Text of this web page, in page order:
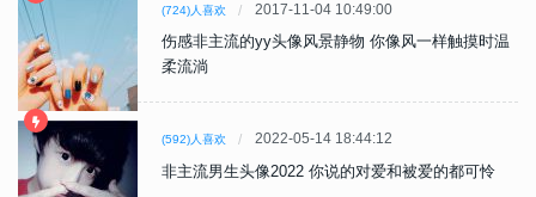
(724)人喜欢 2017-11-04 10:49:00
伤感非主流的yy头像风景静物 你像风一样触摸时温
柔流淌
(592)人喜欢 2022-05-14 18:44:12
非主流男生头像2022 你说的对爱和被爱的都可怜